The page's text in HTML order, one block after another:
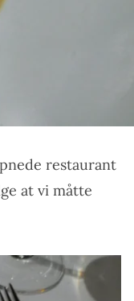
restaurant
at vi måtte